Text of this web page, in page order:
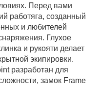
Перед вами
работяга, созданный
и любителей
Глухое
и рукояти делает
экипировки.
разработан для
замок Frame